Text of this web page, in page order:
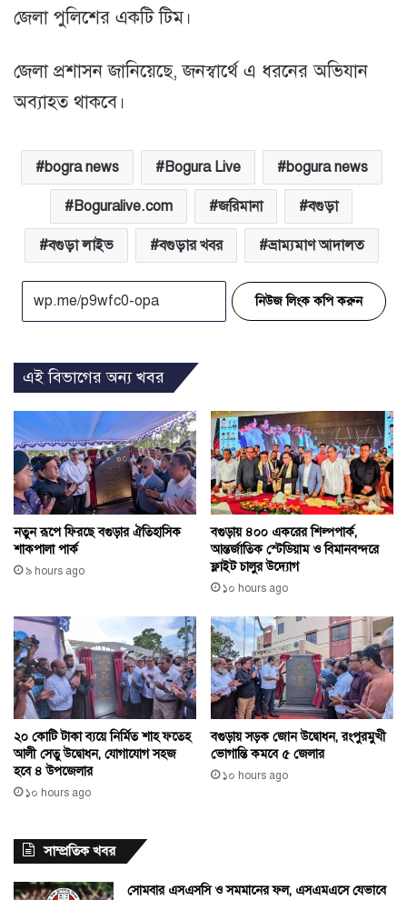
জেলা পুলিশের একটি টিম।
জেলা প্রশাসন জানিয়েছে, জনস্বার্থে এ ধরনের অভিযান
অব্যাহত থাকবে।
bogra news Bogura Live bogura news
Boguralive.com জরিমানা বগুড়া
বগুড়া লাইভ বগুড়ার খবর ভ্রাম্যমাণ আদালত
নিউজ লিংক কপি করুন
এই বিভাগের অন্য খবর
নতুন রূপে ফিরছে বগুড়ার ঐতিহাসিক
শাকপালা পার্ক
৯ hours ago
বগুড়ায় ৪০০ একরের শিল্পপার্ক,
আন্তর্জাতিক স্টেডিয়াম ও বিমানবন্দরে
ফ্লাইট চালুর উদ্যোগ
১০ hours ago
২০ কোটি টাকা ব্যয়ে নির্মিত শাহ ফতেহ
আলী সেতু উদ্বোধন, যোগাযোগ সহজ
হবে ৪ উপজেলার
১০ hours ago
বগুড়ায় সড়ক জোন উদ্বোধন, রংপুরমুখী
ভোগান্তি কমবে ৫ জেলার
১০ hours ago
সাম্প্রতিক খবর
সোমবার এসএসসি ও সমমানের ফল, এসএমএসে যেভাবে